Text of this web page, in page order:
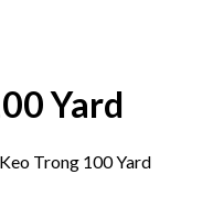
Yard
Trong 100 Yard